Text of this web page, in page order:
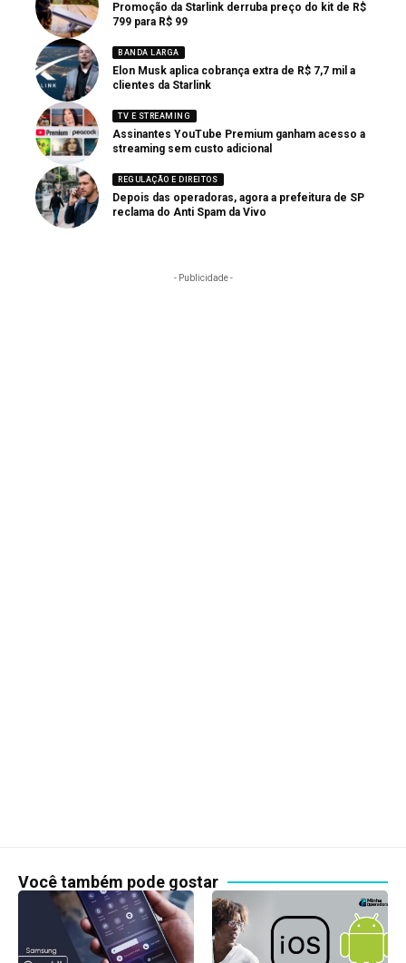
Promoção da Starlink derruba preço do kit de R$
799 para R$ 99
BANDA LARGA
Elon Musk aplica cobrança extra de R$ 7,7 mil a
clientes da Starlink
TV E STREAMING
Assinantes YouTube Premium ganham acesso a
streaming sem custo adicional
REGULAÇÃO E DIREITOS
Depois das operadoras, agora a prefeitura de SP
reclama do Anti Spam da Vivo
- Publicidade -
Você também pode gostar